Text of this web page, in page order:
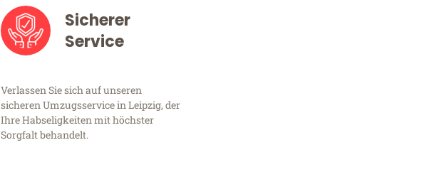
Sicherer
Service
Verlassen Sie sich auf unseren
sicheren Umzugsservice in Leipzig, der
Ihre Habseligkeiten mit höchster
Sorgfalt behandelt.